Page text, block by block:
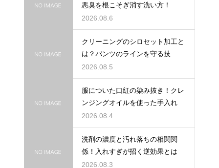
悪臭を根こそぎ消す洗い方！
2026.08.6
クリーニングのシロセット加工と
は？パンツのラインを守る技
2026.08.5
服についた口紅の染み抜き！クレ
ンジングオイルを使った手入れ
2026.08.4
洗剤の濃度と汚れ落ちの相関関
係！入れすぎが招く逆効果とは
2026.08.3